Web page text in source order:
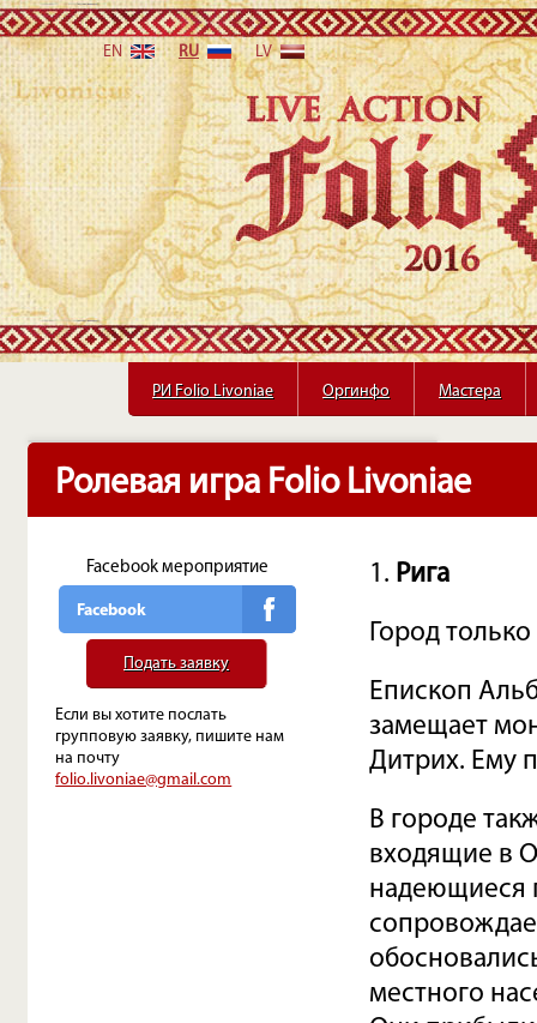
EN RU LV
РИ Folio Livoniae
РИ Folio Livoniae Оргинфо
Оргинфо Мастера
Мастера
Ролевая игра Folio Livoniae
Facebook мероприятие
Facebook
Подать заявку
Если вы хотите послать
групповую заявку, пишите нам
на почту
folio.livoniae@gmail.com
1. Рига
Город
Епископ
замещает
Дитрих. Ему
В городе
входящие в
надеющиеся
местного